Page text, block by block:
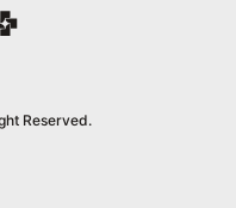
Reserved.